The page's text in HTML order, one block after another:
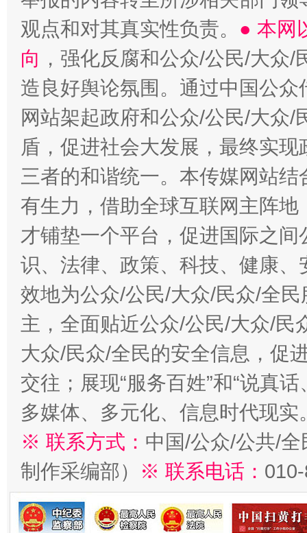
观点和对其真实性负责。 ● 本网
向 ，强化反腐和公众/公民/大众
造良好舆论氛围。通过中国公
网站架起政府和公众/公民/大众
盾，促进社会大发展，最终实
三者的和谐统一。本传媒网站
有生力，借助全球互联网主阵
才铺垫一个平台，促进国际之
识、法律、政策、科技、健康
效地为公众/公民/大众/民众/全
主，全面贴近公众/公民/大众/民
大众/民众/全民的安全信息，促
交往；展现“服务百姓”和“说真
多媒体、多元化、信息时代现实
※ 联系方式： 中国/公众/公共/
制作采编部）
※ 联系电话：